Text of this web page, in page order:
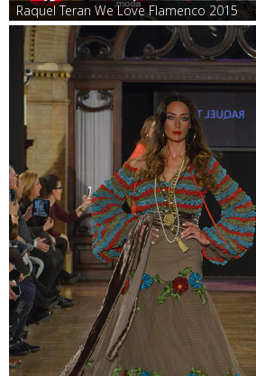
Raquel Teran We Love Flamenco 2015